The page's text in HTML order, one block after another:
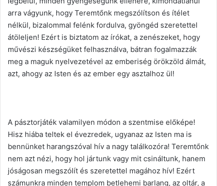
arra vágyunk, hogy Teremtőnk megszólítson és ítélet
nélkül, bizalommal felénk fordulva, gyöngéd szeretettel
átöleljen! Ezért is biztatom az írókat, a zenészeket, hogy
művészi készségüket felhasználva, bátran fogalmazzák
meg a maguk nyelvezetével az emberiség örökzöld álmát,
azt, ahogy az Isten és az ember egy asztalhoz ül!
A pásztorjáték valamilyen módon a szentmise előképe!
Hisz hiába teltek el évezredek, ugyanaz az Isten ma is
bennünket harangszóval hív a nagy találkozóra! Teremtőnk
nem azt nézi, hogy hol jártunk vagy mit csináltunk, hanem
jóságosan megszólít és szeretettel magához hív! Ezért
számunkra minden templom betlehemi barlang, az oltár, a